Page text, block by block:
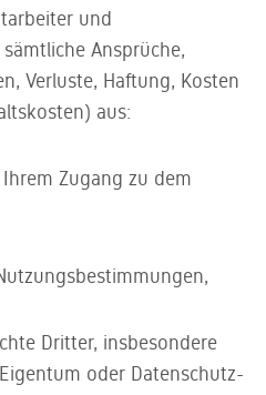
und
Ansprüche,
Verluste, Haftung, Kosten
aus:
Zugang zu dem
Dritter, insbesondere
oder Datenschutz-